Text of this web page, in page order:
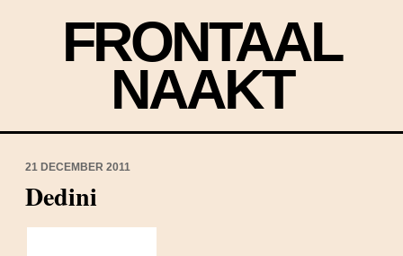
FRONTAAL
NAAKT
21 DECEMBER 2011
Dedini